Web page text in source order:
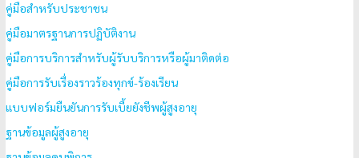
คู่มือสำหรับประชาชน
คู่มือมาตรฐานการปฏิบัติงาน
คู่มือการบริการสำหรับผู้รับบริการหรือผู้มาติดต่อ
คู่มือการรับเรื่องราวร้องทุกข์-ร้องเรียน
แบบฟอร์มยืนยันการรับเบี้ยยังชีพผู้สูงอายุ
ฐานข้อมูลผู้สูงอายุ